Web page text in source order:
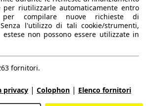
Accessibilità
riutilizzarle automaticamente entro
compilare nuove richieste di
l'utilizzo di tali cookie/strumenti,
non possono essere utilizzate in
fornitori.
privacy | Colophon | Elenco fornitori